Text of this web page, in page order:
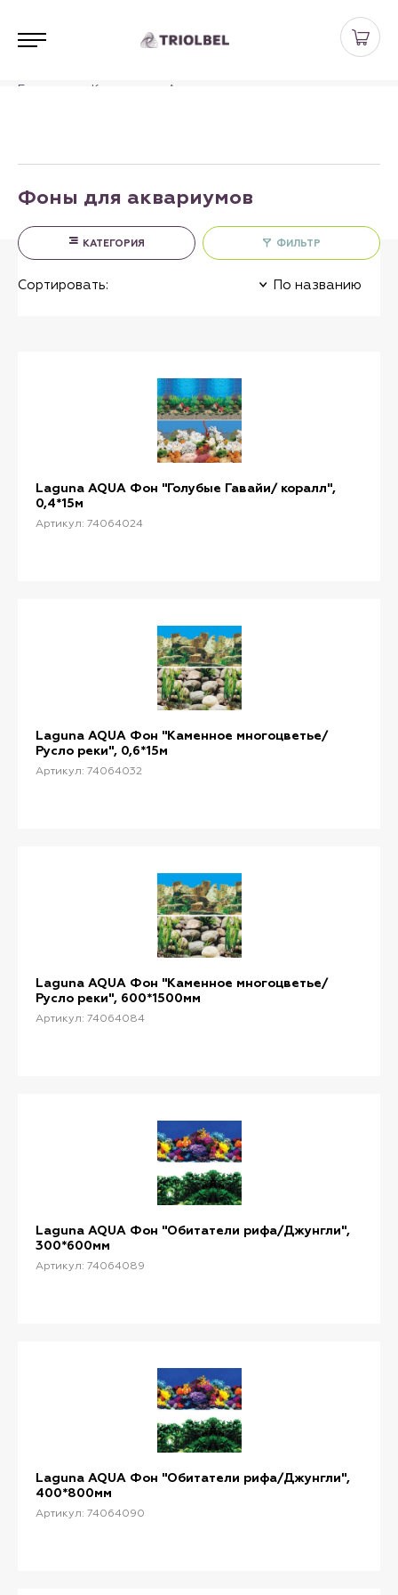
Главная Каталог
Аквариумистика
Фоны для аквариумов
КАТЕГОРИЯ ФИЛЬТР
Сортировать: По названию
Laguna AQUA Фон "Голубые Гавайи/ коралл",
0,4*15м
Артикул: 74064024
Laguna AQUA Фон "Каменное многоцветье/
Русло реки", 0,6*15м
Артикул: 74064032
Laguna AQUA Фон "Каменное многоцветье/
Русло реки", 600*1500мм
Артикул: 74064084
Laguna AQUA Фон "Обитатели рифа/Джунгли",
300*600мм
Артикул: 74064089
Laguna AQUA Фон "Обитатели рифа/Джунгли",
400*800мм
Артикул: 74064090